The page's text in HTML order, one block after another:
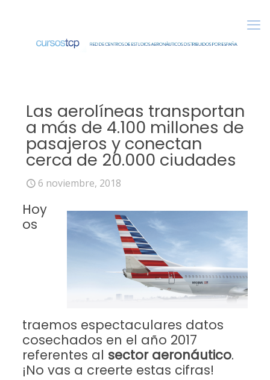
Las aerolíneas transportan
a más de 4.100 millones de
pasajeros y conectan
cerca de 20.000 ciudades
6 noviembre, 2018
Hoy
os
traemos espectaculares datos
cosechados en el año 2017
referentes al sector aeronáutico.
¡No vas a creerte estas cifras!